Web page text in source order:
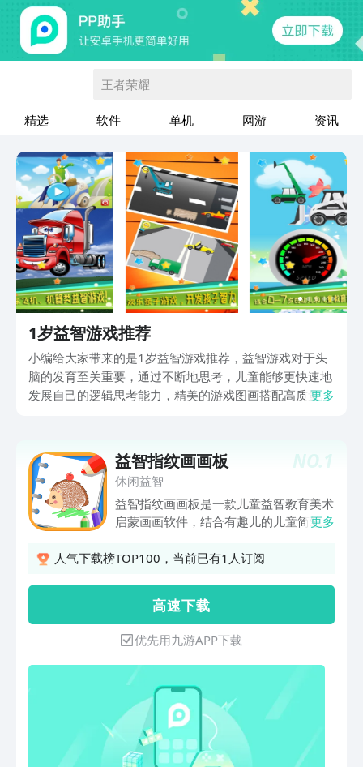
王者荣耀
精选 软件 单机 网游 资讯
1岁益智游戏推荐
小编给大家带来的是1岁益智游戏推荐，益智游戏对于头
脑的发育至关重要，通过不断地思考，儿童能够更快速地
发展自己的逻辑思考能力，精美的游戏图画搭配高质量的
游中感受游戏的乐趣吧。
更多
NO.1
益智指纹画画板
休闲益智
益智指纹画画板是一款儿童益智教育美术
启蒙画画软件，结合有趣儿的儿童简笔画
画画、手绘、涂鸦涂色、激发宝宝学画画
动手指，点一点、画一画、神奇画笔就会
转动起来，画板上会出现超有创意的图
画，再让小画家们用画笔涂上喜欢的颜
色，一幅精心设计的艺术画制作完成了，
画画就是这么简单。孩子们只需点一下涂
鸦板就可以开始艺术创作，创造自己风格
的指纹画、简笔画、手指画等等，小朋友
们快来练习还有创作你的美术作品吧！指
纹画画板软件适合幼儿园宝宝、儿童、少
更多
人气下载榜TOP100，当前已有1人订阅
高 速 下 载
优先用九游APP下载